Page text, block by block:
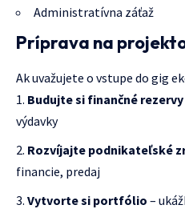
Administratívna záťaž
Príprava na
Ak uvažujete o vstupe do gig
Budujte si finančné rezervy
výdavky
Rozvíjajte podnikateľské
financie, predaj
Vytvorte si portfólio –